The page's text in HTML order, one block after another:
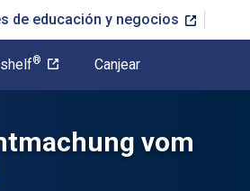
de educación y negocios
® Canjear
vom